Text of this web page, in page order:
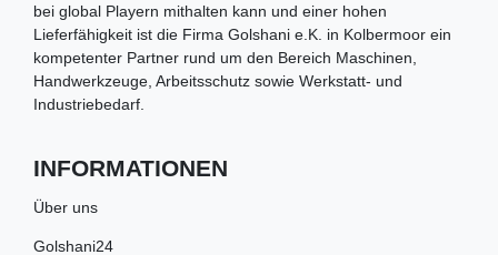
bei global Playern mithalten kann und einer hohen
Lieferfähigkeit ist die Firma Golshani e.K. in Kolbermoor ein
kompetenter Partner rund um den Bereich Maschinen,
Handwerkzeuge, Arbeitsschutz sowie Werkstatt- und
Industriebedarf.
INFORMATIONEN
Über uns
Golshani24